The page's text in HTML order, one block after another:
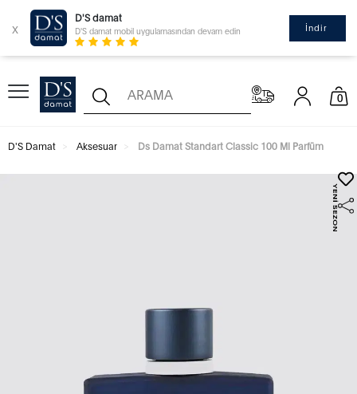
x
D'S damat
D'S damat mobil uygulamasından devam edin İndir
0
D'S Damat Aksesuar Ds Damat Standart Classic 100 Ml Parfüm